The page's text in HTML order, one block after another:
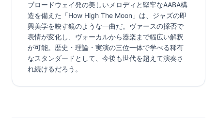
ブロードウェイ発の美しいメロディと堅牢なAABA構
造を備えた「How High The Moon」は、ジャズの即
興美学を映す鏡のような一曲だ。ヴァースの採否で
表情が変化し、ヴォーカルから器楽まで幅広い解釈
が可能。歴史・理論・実演の三位一体で学べる稀有
なスタンダードとして、今後も世代を超えて演奏さ
れ続けるだろう。